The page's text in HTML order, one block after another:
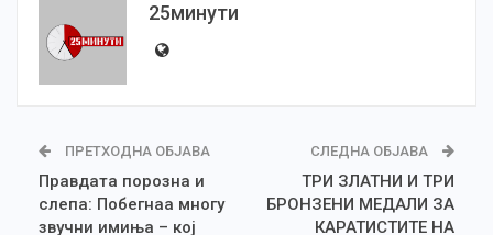
25минути
ПРЕТХОДНА ОБЈАВА
Правдата порозна и
слепа: Побегнаа многу
звучни имиња – кој
СЛЕДНА ОБЈАВА
ТРИ ЗЛАТНИ И ТРИ
БРОНЗЕНИ МЕДАЛИ ЗА
КАРАТИСТИТЕ НА